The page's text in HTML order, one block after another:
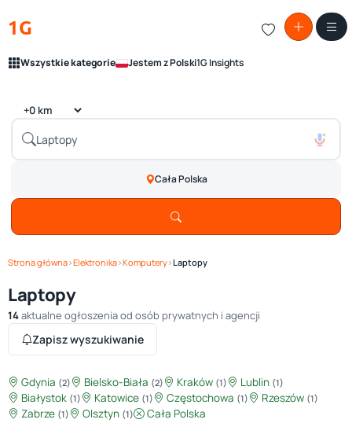
1G
Wszystkie kategorie Jestem z Polski1G Insights
Cała Polska
Strona główna›Elektronika›Komputery›Laptopy
Laptopy
14aktualne ogłoszenia od osób prywatnych i agencji
Zapisz wyszukiwanie
Gdynia (2) Bielsko-Biała (2) Kraków (1) Lublin (1)
Białystok (1) Katowice (1) Częstochowa (1) Rzeszów (1)
Zabrze (1) Olsztyn (1) Cała Polska